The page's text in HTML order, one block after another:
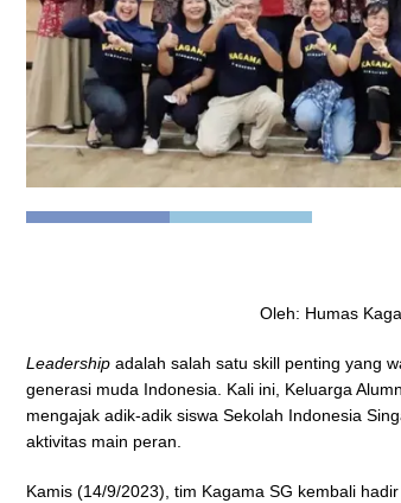
Oleh: Humas
Leadership adalah salah satu skill penting yang
generasi muda Indonesia. Kali ini, Keluarga
mengajak adik-adik siswa Sekolah Indonesia
aktivitas main peran.
Kamis (14/9/2023), tim Kagama SG kembali